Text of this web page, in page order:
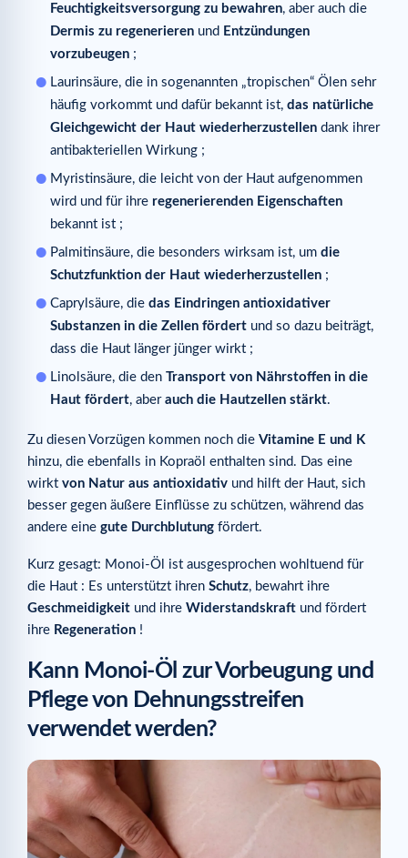
Feuchtigkeitsversorgung zu bewahren, aber auch die
Dermis zu regenerieren und Entzündungen
vorzubeugen ;
Laurinsäure, die in sogenannten „tropischen“ Ölen sehr
häufig vorkommt und dafür bekannt ist, das natürliche
Gleichgewicht der Haut wiederherzustellen dank ihrer
antibakteriellen Wirkung ;
Myristinsäure, die leicht von der Haut aufgenommen
wird und für ihre regenerierenden Eigenschaften
bekannt ist ;
Palmitinsäure, die besonders wirksam ist, um die
Schutzfunktion der Haut wiederherzustellen ;
Caprylsäure, die das Eindringen antioxidativer
Substanzen in die Zellen fördert und so dazu beiträgt,
dass die Haut länger jünger wirkt ;
Linolsäure, die den Transport von Nährstoffen in die
Haut fördert, aber auch die Hautzellen stärkt.
Zu diesen Vorzügen kommen noch die Vitamine E und K
hinzu, die ebenfalls in Kopraöl enthalten sind. Das eine
wirkt von Natur aus antioxidativ und hilft der Haut, sich
besser gegen äußere Einflüsse zu schützen, während das
andere eine gute Durchblutung fördert.
Kurz gesagt: Monoi-Öl ist ausgesprochen wohltuend für
die Haut : Es unterstützt ihren Schutz, bewahrt ihre
Geschmeidigkeit und ihre Widerstandskraft und fördert
ihre Regeneration !
Kann Monoi-Öl zur Vorbeugung und
Pflege von Dehnungsstreifen
verwendet werden?